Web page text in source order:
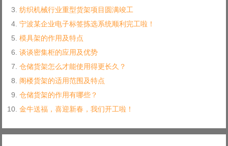
纺织机械行业重型货架项目圆满竣工
宁波某企业电子标签拣选系统顺利完工啦！
模具架的作用及特点
谈谈密集柜的应用及优势
仓储货架怎么才能使用得更长久？
阁楼货架的适用范围及特点
仓储货架的作用有哪些？
金牛送福，喜迎新春，我们开工啦！